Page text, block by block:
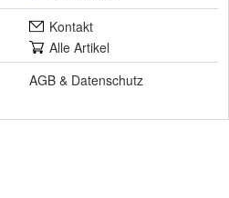
Kontakt
Alle Artikel
AGB & Datenschutz